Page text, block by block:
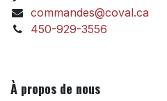
commandes@coval.ca
450-929-3556
À propos de nous